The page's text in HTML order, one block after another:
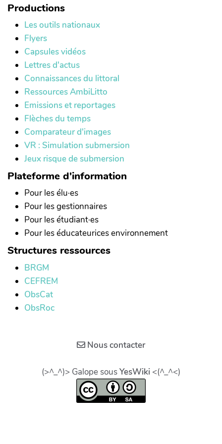
Productions
Les outils nationaux
Flyers
Capsules vidéos
Lettres d'actus
Connaissances du littoral
Ressources AmbiLitto
Emissions et reportages
Flèches du temps
Comparateur d'images
VR : Simulation submersion
Jeux risque de submersion
Plateforme d'information
Pour les élu·es
Pour les gestionnaires
Pour les étudiant·es
Pour les éducateurices environnement
Structures ressources
BRGM
CEFREM
ObsCat
ObsRoc
Nous contacter
(>^_^)> Galope sousYesWiki <(^_^<)